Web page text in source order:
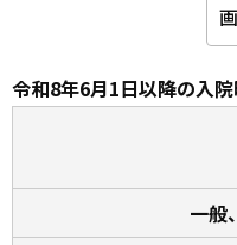
令和8年6月1日以降の入
一般